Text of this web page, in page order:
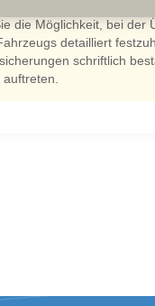
die Möglichkeit, bei der
detailliert
schriftlich
auftreten.